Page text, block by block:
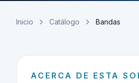
Inicio Catálogo Bandas
ACERCA DE ESTA